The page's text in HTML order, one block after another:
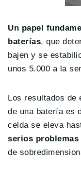
Un papel
baterías, que
bajen y se
unos 5.000 a la
Los resultados de
de una batería es
celda se eleva
serios
de